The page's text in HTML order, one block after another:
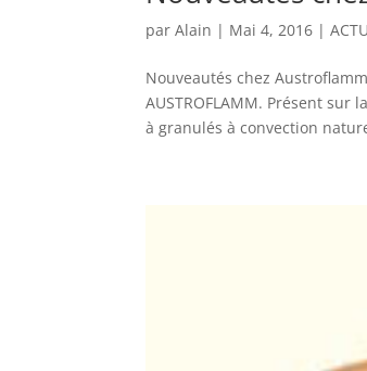
parAlain | Mai 4, 2016 |ACTU
Nouveautés chez
AUSTROFLAMM. Présent sur
à granulés à convection